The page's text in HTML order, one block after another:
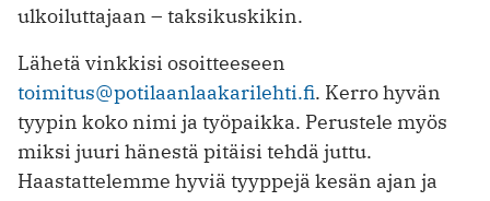
ulkoiluttajaan – taksikuskikin.
Lähetä vinkkisi osoitteeseen
toimitus@potilaanlaakarilehti.fi. Kerro hyvän
tyypin koko nimi ja työpaikka. Perustele myös
miksi juuri hänestä pitäisi tehdä juttu.
Haastattelemme hyviä tyyppejä kesän ajan ja